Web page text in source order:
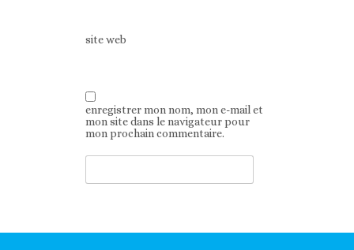
site web
enregistrer mon nom, mon e-mail et
mon site dans le navigateur pour
mon prochain commentaire.